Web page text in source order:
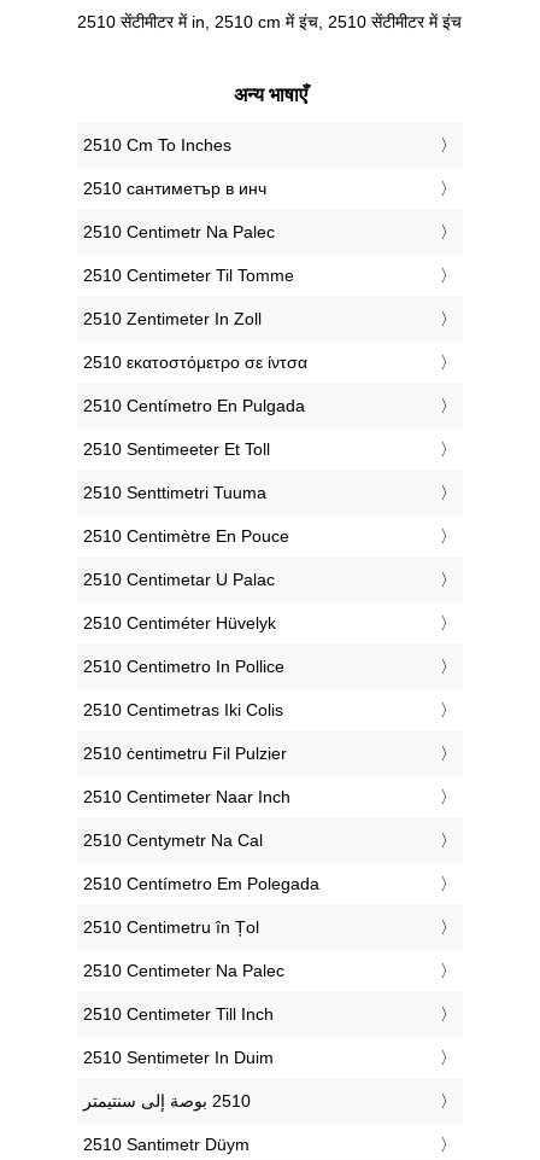
2510 सेंटीमीटर में in, 2510 cm में इंच, 2510 सेंटीमीटर में इंच
अन्य भाषाएँ
‎2510 Cm To Inches
‎2510 сантиметър в инч
‎2510 Centimetr Na Palec
‎2510 Centimeter Til Tomme
‎2510 Zentimeter In Zoll
‎2510 εκατοστόμετρο σε ίντσα
‎2510 Centímetro En Pulgada
‎2510 Sentimeeter Et Toll
‎2510 Senttimetri Tuuma
‎2510 Centimètre En Pouce
‎2510 Centimetar U Palac
‎2510 Centiméter Hüvelyk
‎2510 Centimetro In Pollice
‎2510 Centimetras Iki Colis
‎2510 ċentimetru Fil Pulzier
‎2510 Centimeter Naar Inch
‎2510 Centymetr Na Cal
‎2510 Centímetro Em Polegada
‎2510 Centimetru în Țol
‎2510 Centimeter Na Palec
‎2510 Centimeter Till Inch
‎2510 Sentimeter In Duim
‎2510 Santimetr Düym